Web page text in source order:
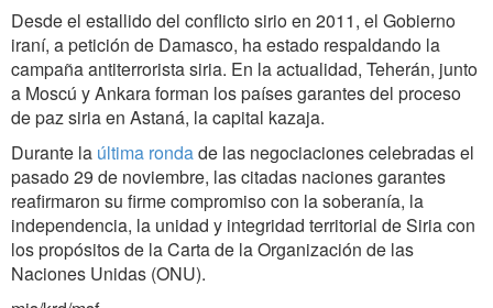
Desde el estallido del conflicto sirio en 2011, el Gobierno
iraní, a petición de Damasco, ha estado respaldando la
campaña antiterrorista siria. En la actualidad, Teherán, junto
a Moscú y Ankara forman los países garantes del proceso
de paz siria en Astaná, la capital kazaja.
Durante la última rondade las negociaciones celebradas el
pasado 29 de noviembre, las citadas naciones garantes
reafirmaron su firme compromiso con la soberanía, la
independencia, la unidad y integridad territorial de Siria con
los propósitos de la Carta de la Organización de las
Naciones Unidas (ONU).